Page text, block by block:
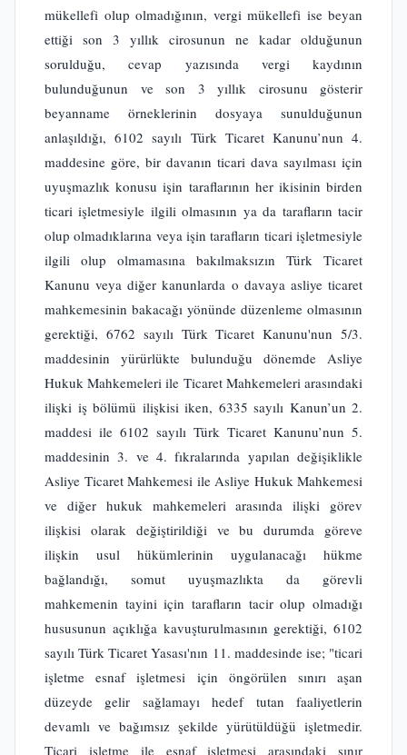
mükellefi olup olmadığının, vergi mükellefi ise beyan
ettiği son 3 yıllık cirosunun ne kadar olduğunun
sorulduğu, cevap yazısında vergi kaydının
bulunduğunun ve son 3 yıllık cirosunu gösterir
beyanname örneklerinin dosyaya sunulduğunun
anlaşıldığı, 6102 sayılı Türk Ticaret Kanunu’nun 4.
maddesine göre, bir davanın ticari dava sayılması için
uyuşmazlık konusu işin taraflarının her ikisinin birden
ticari işletmesiyle ilgili olmasının ya da tarafların tacir
olup olmadıklarına veya işin tarafların ticari işletmesiyle
ilgili olup olmamasına bakılmaksızın Türk Ticaret
Kanunu veya diğer kanunlarda o davaya asliye ticaret
mahkemesinin bakacağı yönünde düzenleme olmasının
gerektiği, 6762 sayılı Türk Ticaret Kanunu'nun 5/3.
maddesinin yürürlükte bulunduğu dönemde Asliye
Hukuk Mahkemeleri ile Ticaret Mahkemeleri arasındaki
ilişki iş bölümü ilişkisi iken, 6335 sayılı Kanun’un 2.
maddesi ile 6102 sayılı Türk Ticaret Kanunu’nun 5.
maddesinin 3. ve 4. fıkralarında yapılan değişiklikle
Asliye Ticaret Mahkemesi ile Asliye Hukuk Mahkemesi
ve diğer hukuk mahkemeleri arasında ilişki görev
ilişkisi olarak değiştirildiği ve bu durumda göreve
ilişkin usul hükümlerinin uygulanacağı hükme
bağlandığı, somut uyuşmazlıkta da görevli
mahkemenin tayini için tarafların tacir olup olmadığı
hususunun açıklığa kavuşturulmasının gerektiği, 6102
sayılı Türk Ticaret Yasası'nın 11. maddesinde ise; "ticari
işletme esnaf işletmesi için öngörülen sınırı aşan
düzeyde gelir sağlamayı hedef tutan faaliyetlerin
devamlı ve bağımsız şekilde yürütüldüğü işletmedir.
Ticari işletme ile esnaf işletmesi arasındaki sınır